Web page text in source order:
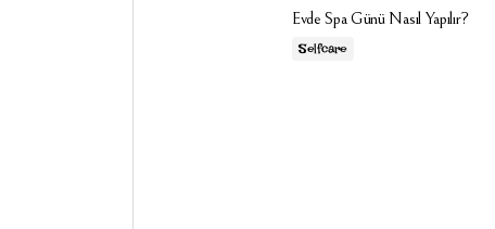
Evde Spa Günü Nasıl Yapılır?
Selfcare